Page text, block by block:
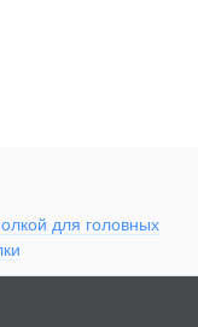
для головных